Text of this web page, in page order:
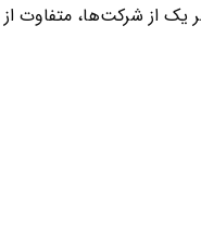
یک از شرکت‌ها، متفاوت